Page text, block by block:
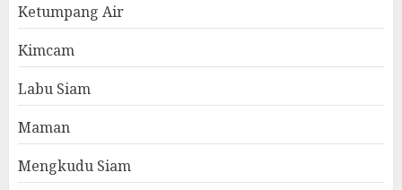
Ketumpang Air
Kimcam
Labu Siam
Maman
Mengkudu Siam